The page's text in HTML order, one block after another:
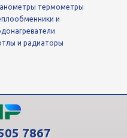
манометры термометры
и радиаторы
7867